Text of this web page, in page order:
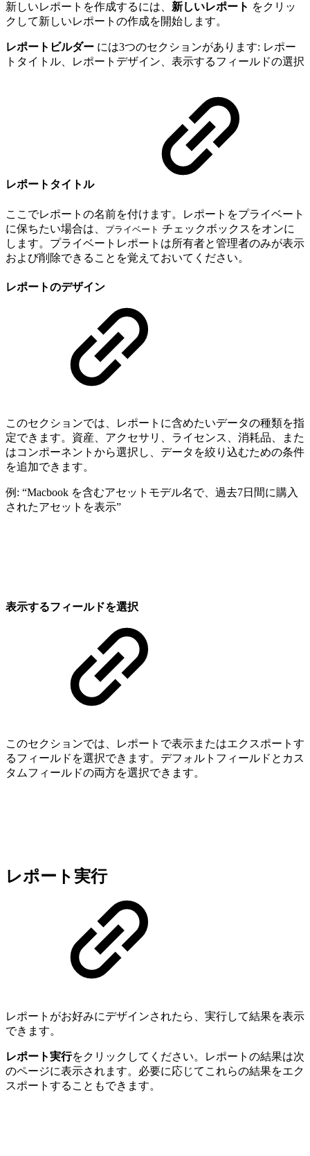
新しいレポートを作成するには、 新しいレポート をクリッ
クして新しいレポートの作成を開始します。
レポートビルダー には3つのセクションがあります: レポー
トタイトル、レポートデザイン、表示するフィールドの選択
レポートタイトル
ここでレポートの名前を付けます。レポートをプライベート
に保ちたい場合は、
プライベート チェックボックスをオンに
します。プライベートレポートは所有者と管理者のみが表示
および削除できることを覚えておいてください。
レポートのデザイン
このセクションでは、レポートに含めたいデータの種類を指
定できます。資産、アクセサリ、ライセンス、消耗品、また
はコンポーネントから選択し、データを絞り込むための条件
を追加できます。
例: “Macbook を含むアセットモデル名で、過去7日間に購入
されたアセットを表示”
表示するフィールドを選択
このセクションでは、レポートで表示またはエクスポートす
るフィールドを選択できます。デフォルトフィールドとカス
タムフィールドの両方を選択できます。
レポート実行
レポートがお好みにデザインされたら、実行して結果を表示
できます。
レポート実行をクリックしてください。レポートの結果は次
のページに表示されます。必要に応じてこれらの結果をエク
スポートすることもできます。